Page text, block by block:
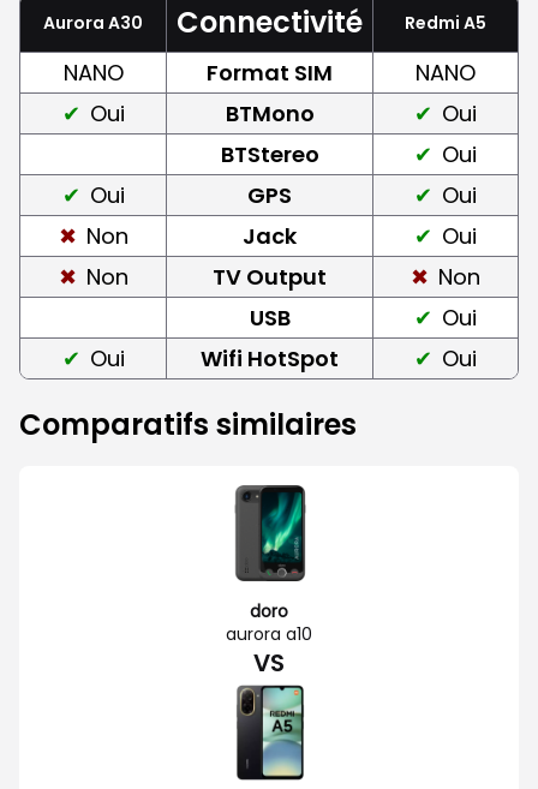
Aurora A30 Connectivité Redmi A5
NANO Format SIM
NANO
Oui
BTMono
Oui
BTStereo
Oui
Oui
GPS
Oui
Non
Jack
Oui
Non
TV Output
Non
USB
Oui
Oui
Wifi HotSpot Oui
Comparatifs similaires
doro
aurora a10
VS